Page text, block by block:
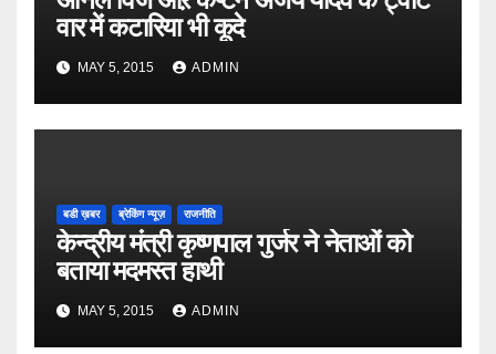
वार में कटारिया भी कूदे
MAY 5, 2015 ADMIN
बडी ख़बर ब्रेकिंग न्यूज़ राजनीति
केन्द्रीय मंत्री कृष्णपाल गुर्जर ने नेताओं को
बताया मदमस्त हाथी
MAY 5, 2015 ADMIN